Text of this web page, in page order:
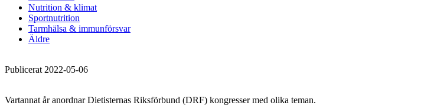
Nutrition & klimat
Sportnutrition
Tarmhälsa & immunförsvar
Äldre
Publicerat 2022-05-06
Vartannat år anordnar Dietisternas Riksförbund (DRF) kongresser med olika teman.